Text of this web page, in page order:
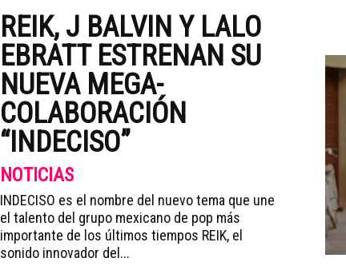
REIK, J BALVIN Y LALO
EBRATT ESTRENAN SU
NUEVA MEGA-
COLABORACIÓN
“INDECISO”
NOTICIAS
INDECISO es el nombre del nuevo tema que une
el talento del grupo mexicano de pop más
importante de los últimos tiempos REIK, el
sonido innovador del...